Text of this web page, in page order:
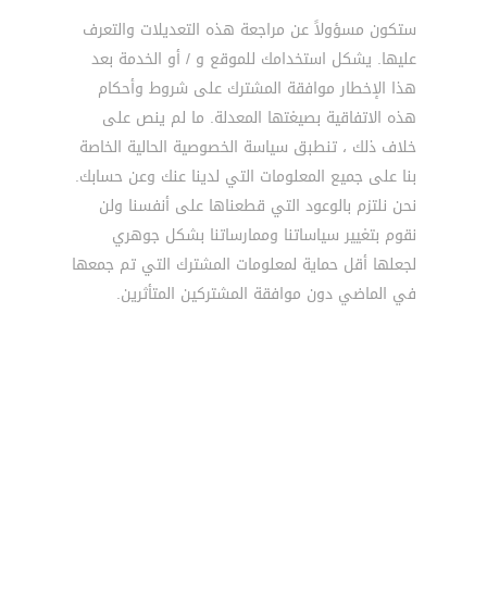
ستكون مسؤولاً عن مراجعة هذه التعديلات والتعرف
عليها. يشكل استخدامك للموقع و / أو الخدمة بعد
هذا الإخطار موافقة المشترك على شروط وأحكام
هذه الاتفاقية بصيغتها المعدلة. ما لم ينص على
خلاف ذلك ، تنطبق سياسة الخصوصية الحالية الخاصة
بنا على جميع المعلومات التي لدينا عنك وعن حسابك.
نحن نلتزم بالوعود التي قطعناها على أنفسنا ولن
نقوم بتغيير سياساتنا وممارساتنا بشكل جوهري
لجعلها أقل حماية لمعلومات المشترك التي تم جمعها
في الماضي دون موافقة المشتركين المتأثرين.